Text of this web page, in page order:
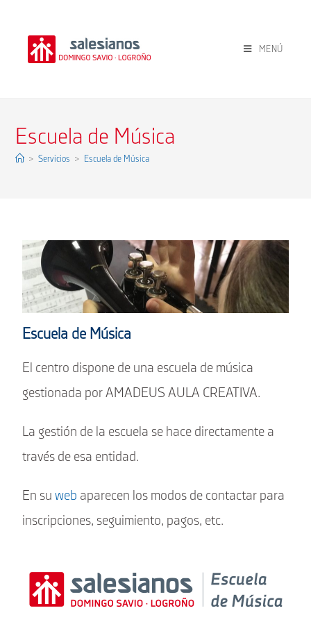
MENÚ
Escuela de Música
> Servicios > Escuela de Música
Escuela de Música
El centro dispone de una escuela de música
gestionada por AMADEUS AULA CREATIVA.
La gestión de la escuela se hace directamente a
través de esa entidad.
En suweb aparecen los modos de contactar para
inscripciones, seguimiento, pagos, etc.